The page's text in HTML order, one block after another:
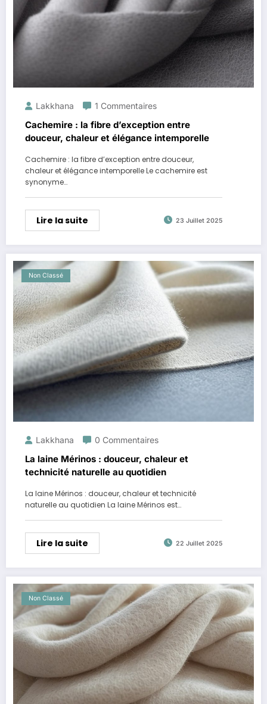
Lakkhana 1 Commentaires
Cachemire : la fibre d’exception entre
douceur, chaleur et élégance intemporelle
Cachemire : la fibre d’exception entre douceur,
chaleur et élégance intemporelle Le cachemire est
synonyme…
Lire la suite 23 Juillet 2025
Non Classé
Lakkhana 0 Commentaires
La laine Mérinos : douceur, chaleur et
technicité naturelle au quotidien
La laine Mérinos : douceur, chaleur et technicité
naturelle au quotidien La laine Mérinos est…
Lire la suite 22 Juillet 2025
Non Classé